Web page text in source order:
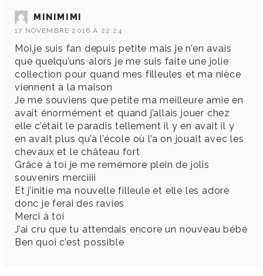
MINIMIMI
17 NOVEMBRE 2016 À 22:24
Moi,je suis fan depuis petite mais je n’en avais
que quelqu’uns alors je me suis faite une jolie
collection pour quand mes filleules et ma nièce
viennent à la maison
Je me souviens que petite ma meilleure amie en
avait énormément et quand j’allais jouer chez
elle c’était le paradis tellement il y en avait il y
en avait plus qu’à l’école où l’a on jouait avec les
chevaux et le château fort
Grâce à toi je me remémore plein de jolis
souvenirs merciiii
Et j’initie ma nouvelle filleule et elle les adore
donc je ferai des ravies
Merci à toi
J’ai cru que tu attendais encore un nouveau bébé
Ben quoi c’est possible